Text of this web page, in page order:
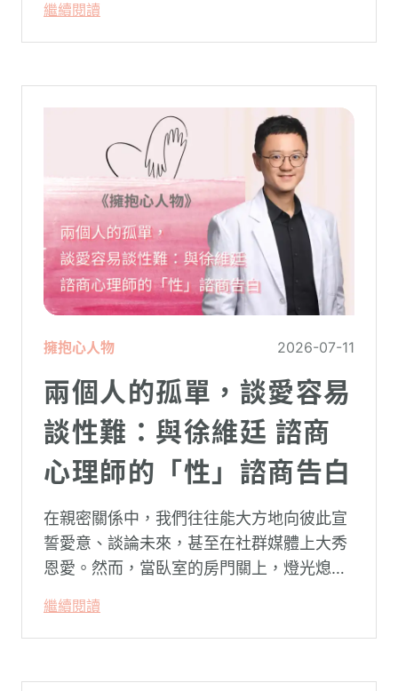
父母心中最深沉的恐懼。
繼續閱讀
擁抱心人物 2026-07-11
兩個人的孤單，談愛容易
談性難：與徐維廷 諮商
心理師的「性」諮商告白
在親密關係中，我們往往能大方地向彼此宣
誓愛意、談論未來，甚至在社群媒體上大秀
恩愛。然而，當臥室的房門關上，燈光熄
而成了最難開口的禁忌。
繼續閱讀